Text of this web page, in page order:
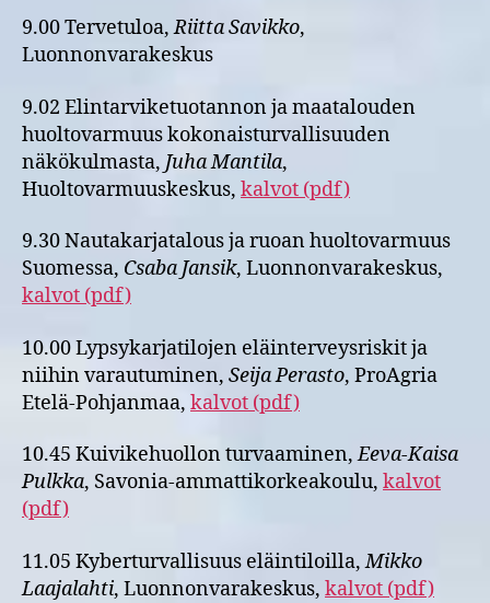
9.00 Tervetuloa,Riitta Savikko,
Luonnonvarakeskus
9.02 Elintarviketuotannon ja maatalouden
huoltovarmuus kokonaisturvallisuuden
näkökulmasta, Juha Mantila,
Huoltovarmuuskeskus, kalvot (pdf)
9.30 Nautakarjatalous ja ruoan huoltovarmuus
Suomessa, Csaba Jansik, Luonnonvarakeskus,
kalvot (pdf)
10.00 Lypsykarjatilojen eläinterveysriskit ja
niihin varautuminen, Seija Perasto, ProAgria
Etelä-Pohjanmaa, kalvot (pdf)
10.45 Kuivikehuollon turvaaminen,Eeva-Kaisa
Pulkka, Savonia-ammattikorkeakoulu, kalvot
(pdf)
11.05 Kyberturvallisuus eläintiloilla,Mikko
Laajalahti, Luonnonvarakeskus, kalvot (pdf)